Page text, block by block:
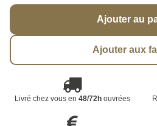
Ajouter au
Ajouter aux
Livré chez vous en 48/72houvrées